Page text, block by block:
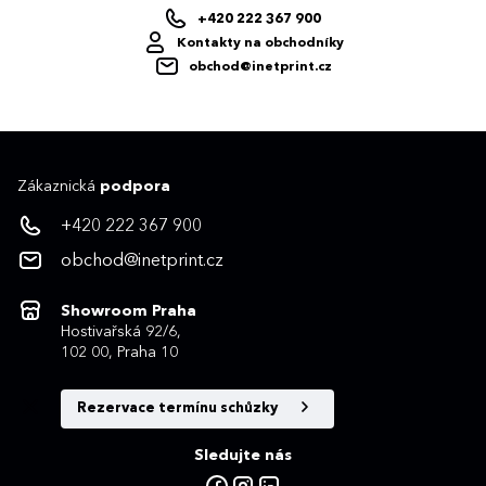
+420 222 367 900
Kontakty na obchodníky
obchod@inetprint.cz
Zákaznická podpora
+420 222 367 900
obchod@inetprint.cz
Showroom Praha
Hostivařská 92/6,
102 00, Praha 10
Rezervace termínu schůzky
Sledujte nás